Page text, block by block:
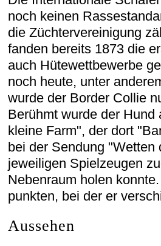
noch keinen
die Züchtervereinigung
fanden bereits 1873 die
auch Hütewettbewerbe
noch heute, unter
wurde der Border Collie
Berühmt wurde der
kleine Farm", der dort
bei der Sendung
jeweiligen Spielzeugen
Nebenraum holen
punkten, bei der er
Aussehen